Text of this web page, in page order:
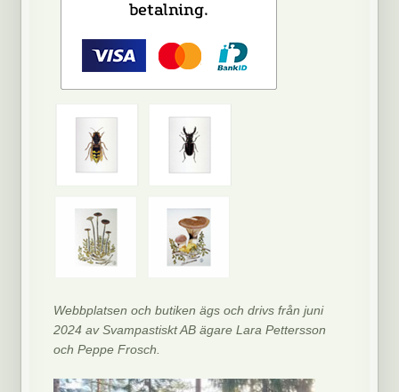
Webbplatsen och butiken ägs och drivs från juni
2024 av Svampastiskt AB ägare Lara Pettersson
och Peppe Frosch.